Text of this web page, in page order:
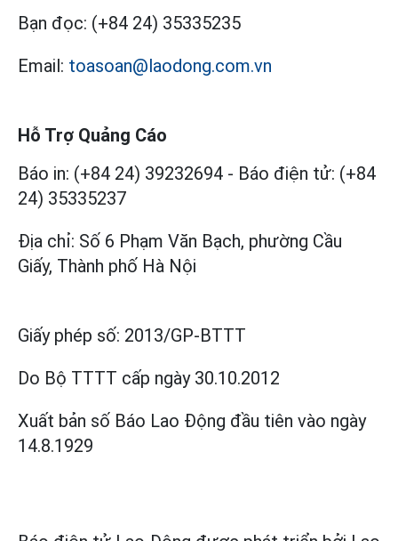
Bạn đọc: (+84 24) 35335235
Email: toasoan@laodong.com.vn
Hỗ Trợ Quảng Cáo
Báo in: (+84 24) 39232694 - Báo điện tử: (+84
24) 35335237
Địa chỉ: Số 6 Phạm Văn Bạch, phường Cầu
Giấy, Thành phố Hà Nội
Giấy phép số: 2013/GP-BTTT
Do Bộ TTTT cấp ngày 30.10.2012
Xuất bản số Báo Lao Động đầu tiên vào ngày
14.8.1929